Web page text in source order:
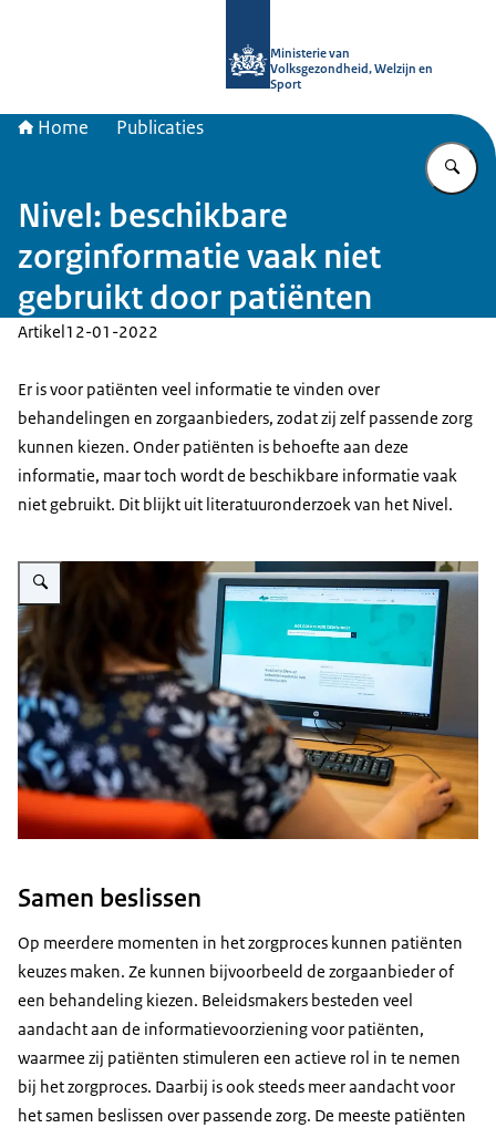
Ministerie van
Volksgezondheid, Welzijn en
Sport
Home Publicaties
Nivel: beschikbare
zorginformatie vaak niet
gebruikt door patiënten
Artikel12-01-2022
Er is voor patiënten veel informatie te vinden over
behandelingen en zorgaanbieders, zodat zij zelf passende zorg
kunnen kiezen. Onder patiënten is behoefte aan deze
informatie, maar toch wordt de beschikbare informatie vaak
niet gebruikt. Dit blijkt uit literatuuronderzoek van het Nivel.
Vergroot afbeelding Dame achter een computer
Samen beslissen
Op meerdere momenten in het zorgproces kunnen patiënten
keuzes maken. Ze kunnen bijvoorbeeld de zorgaanbieder of
een behandeling kiezen. Beleidsmakers besteden veel
aandacht aan de informatievoorziening voor patiënten,
waarmee zij patiënten stimuleren een actieve rol in te nemen
bij het zorgproces. Daarbij is ook steeds meer aandacht voor
het samen beslissen over passende zorg. De meeste patiënten